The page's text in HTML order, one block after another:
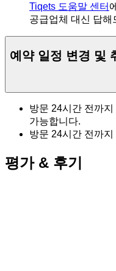
Tiqets 도움말 센터
공급업체 대신 답해
예약 일정 변경 및
방문 24시간 전까지
가능합니다.
방문 24시간 전까
평가 & 후기